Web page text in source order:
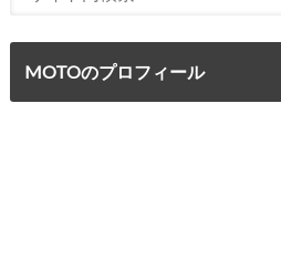
MOTOのプロフィール